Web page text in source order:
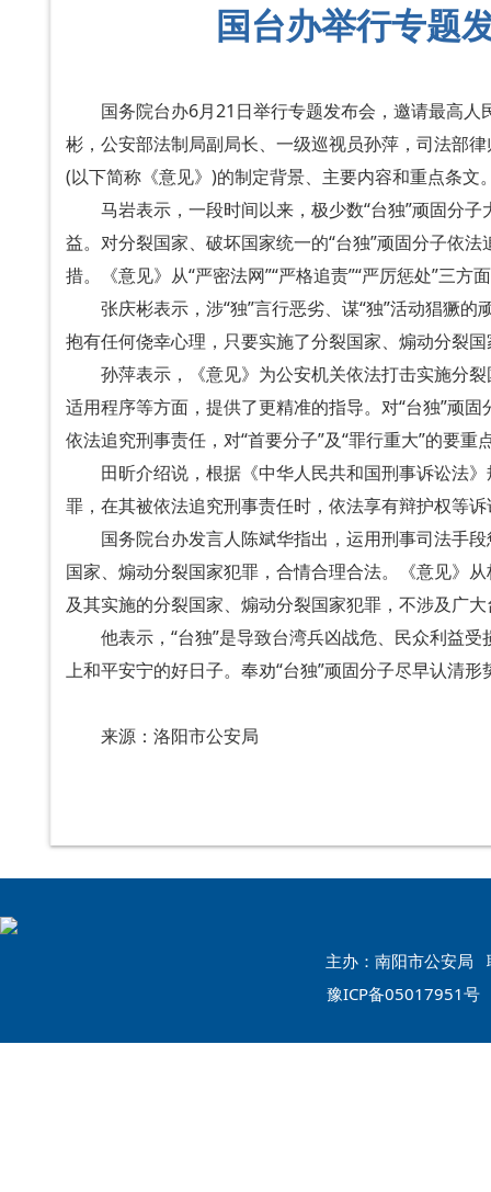
国台办举行专题
国务院台办6月21日举行专题发布会，邀请最高
彬，公安部法制局副局长、一级巡视员孙萍，司法部
(以下简称《意见》)的制定背景、主要内容和重点条文
马岩表示，一段时间以来，极少数“台独”顽固分
益。对分裂国家、破坏国家统一的“台独”顽固分子依
措。《意见》从“严密法网”“严格追责”“严厉惩处”三
张庆彬表示，涉“独”言行恶劣、谋“独”活动猖獗
抱有任何侥幸心理，只要实施了分裂国家、煽动分裂
孙萍表示，《意见》为公安机关依法打击实施分
适用程序等方面，提供了更精准的指导。对“台独”顽
依法追究刑事责任，对“首要分子”及“罪行重大”的要
田昕介绍说，根据《中华人民共和国刑事诉讼法
罪，在其被依法追究刑事责任时，依法享有辩护权等
国务院台办发言人陈斌华指出，运用刑事司法手
国家、煽动分裂国家犯罪，合情合理合法。《意见》
及其实施的分裂国家、煽动分裂国家犯罪，不涉及广
他表示，“台独”是导致台湾兵凶战危、民众利益
上和平安宁的好日子。奉劝“台独”顽固分子尽早认清
来源：洛阳市公安局
主办：南阳市公安局
豫ICP备05017951号